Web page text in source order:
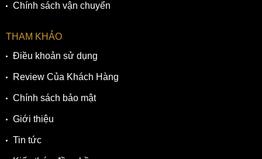
Chính sách vận chuyển
THAM KHẢO
Điều khoản sử dụng
Review Của Khách Hàng
Chính sách bảo mật
Giới thiệu
Tin tức